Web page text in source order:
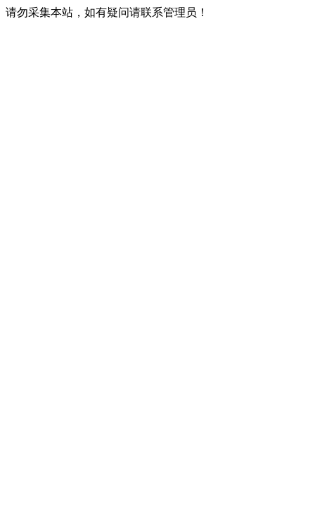
请勿采集本站，如有疑问请联系管理员！